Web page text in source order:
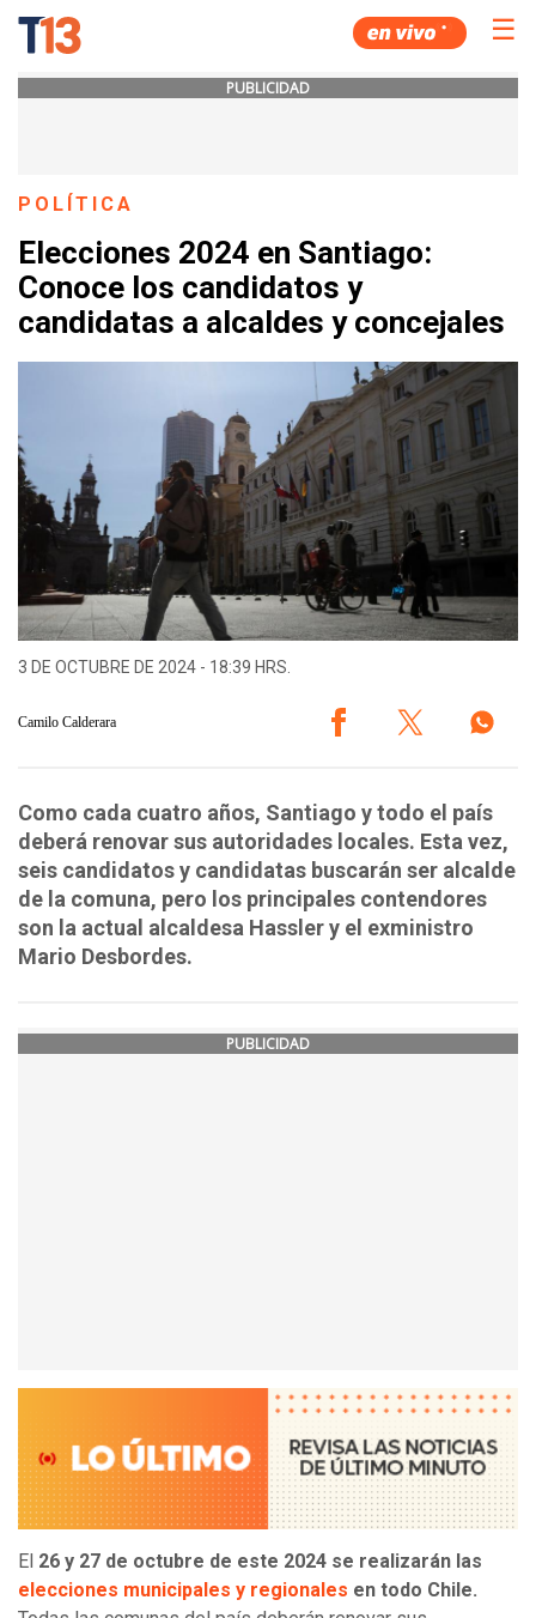
☰
PUBLICIDAD
POLÍTICA
Elecciones 2024 en Santiago:
Conoce los candidatos y
candidatas a alcaldes y concejales
3 DE OCTUBRE DE 2024 - 18:39 HRS.
Camilo Calderara
Como cada cuatro años, Santiago y todo el país
deberá renovar sus autoridades locales. Esta vez,
seis candidatos y candidatas buscarán ser alcalde
de la comuna, pero los principales contendores
son la actual alcaldesa Hassler y el exministro
Mario Desbordes.
PUBLICIDAD
El 26 y 27 de octubre de este 2024 se realizarán las
elecciones municipales y regionales en todo Chile.